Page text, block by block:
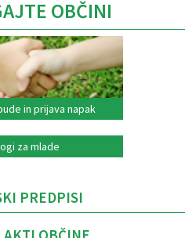
OBČINI
in prijava napak
za mlade
PREDPISI